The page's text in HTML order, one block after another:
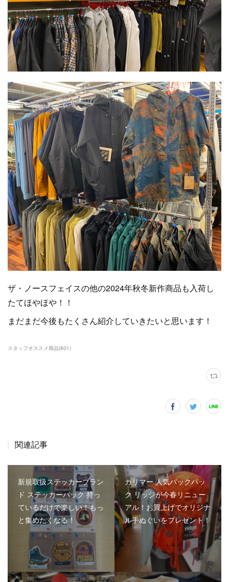
ザ・ノースフェイスの他の2024年秋冬新作商品も入荷し
たてほやほや！！
まだまだ今後もたくさん紹介していきたいと思います！
スタッフオススメ商品(801)
関連記事
新規取扱ステッカーブラン
ド ステッカーパック 持っ
ているだけで楽しい！もっ
と集めたくなる！
カリマー 人気バックパッ
ク リッジが今春リニュー
アル！お買上げでオリジナ
ル手ぬぐいをプレゼント！